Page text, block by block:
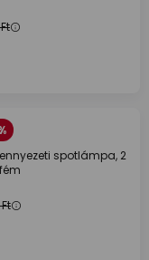
spotlámpa, 2